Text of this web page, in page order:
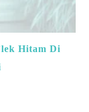
Hitam Di